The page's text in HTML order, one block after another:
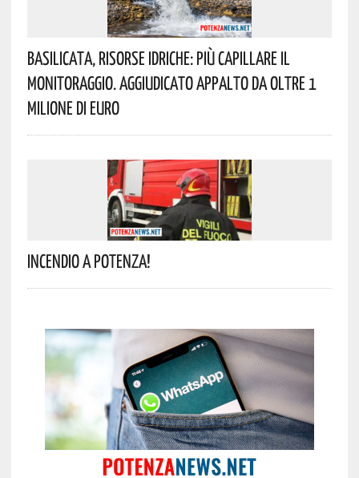
Basilicata, Risorse Idriche: Più Capillare Il
Monitoraggio. Aggiudicato Appalto Da Oltre 1
Milione Di Euro
Incendio A Potenza!